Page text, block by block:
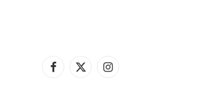
Facebook
X
Instagram